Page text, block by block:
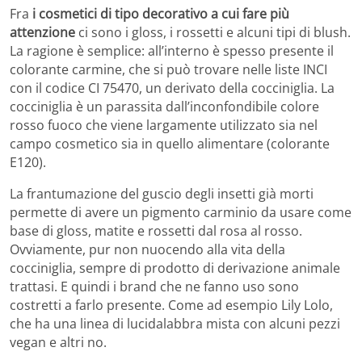
Fra i cosmetici di tipo decorativo a cui fare più
attenzione ci sono i gloss, i rossetti e alcuni tipi di blush.
La ragione è semplice: all’interno è spesso presente il
colorante carmine, che si può trovare nelle liste INCI
con il codice CI 75470, un derivato della cocciniglia. La
cocciniglia è un parassita dall’inconfondibile colore
rosso fuoco che viene largamente utilizzato sia nel
campo cosmetico sia in quello alimentare (colorante
E120).
La frantumazione del guscio degli insetti già morti
permette di avere un pigmento carminio da usare come
base di gloss, matite e rossetti dal rosa al rosso.
Ovviamente, pur non nuocendo alla vita della
cocciniglia, sempre di prodotto di derivazione animale
trattasi. E quindi i brand che ne fanno uso sono
costretti a farlo presente. Come ad esempio Lily Lolo,
che ha una linea di lucidalabbra mista con alcuni pezzi
vegan e altri no.